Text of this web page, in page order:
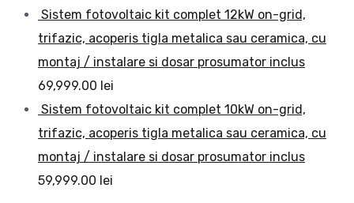
Sistem fotovoltaic kit complet 12kW on-grid,
trifazic, acoperis tigla metalica sau ceramica, cu
montaj / instalare si dosar prosumator inclus
69,999.00 lei
Sistem fotovoltaic kit complet 10kW on-grid,
trifazic, acoperis tigla metalica sau ceramica, cu
montaj / instalare si dosar prosumator inclus
59,999.00 lei